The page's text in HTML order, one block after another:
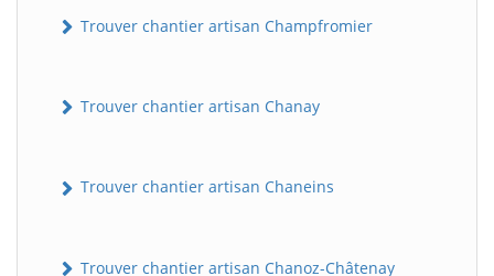
Trouver chantier artisan Champfromier
Trouver chantier artisan Chanay
Trouver chantier artisan Chaneins
Trouver chantier artisan Chanoz-Châtenay